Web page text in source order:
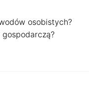
osobistych?